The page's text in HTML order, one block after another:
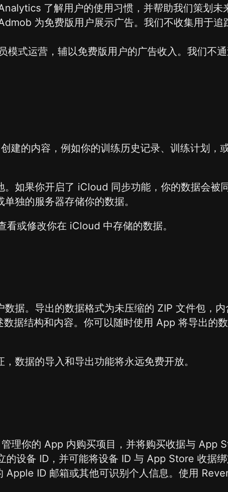
了解用户的使用习惯，并帮助我们策划未
为免费版用户展示广告。我们不收集用于追
模式运营，辅以免费版用户的广告收入。我们不
建的内容，例如你的训练历史记录、训练计划，
。如果你开启了 iCloud 同步功能，你的数据会被
独的服务器存储你的数据。
看或修改你在 iCloud 中存储的数据。
数据。导出的数据格式为未压缩的 ZIP 文件包，
数据结构和内容。你可以随时使用 App 将导出的
数据的导入和导出功能将永远免费开放。
管理你的 App 内购买项目，并将购买收据与 App
的设备 ID，并可能将设备 ID 与 App Store 收据
Apple ID 邮箱或其他可识别个人信息。使用